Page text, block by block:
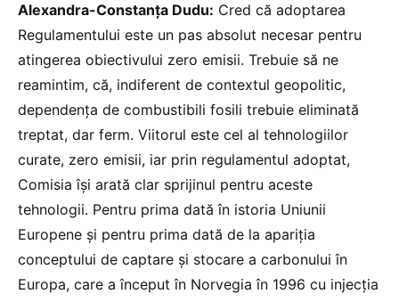
Alexandra-Constanța Dudu: Cred că adoptarea
Regulamentului este un pas absolut necesar pentru
atingerea obiectivului zero emisii. Trebuie să ne
reamintim, că, indiferent de contextul geopolitic,
dependența de combustibili fosili trebuie eliminată
treptat, dar ferm. Viitorul este cel al tehnologiilor
curate, zero emisii, iar prin regulamentul adoptat,
Comisia își arată clar sprijinul pentru aceste
tehnologii. Pentru prima dată în istoria Uniunii
Europene și pentru prima dată de la apariția
conceptului de captare și stocare a carbonului în
Europa, care a început în Norvegia în 1996 cu injecția